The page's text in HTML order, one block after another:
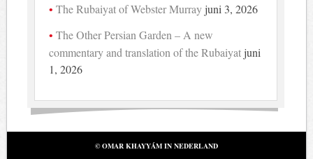
The Rubaiyat of Webster Murray juni 3, 2026
The Other Persian Garden – A new
commentary and translation of the Rubaiyat juni
1, 2026
© OMAR KHAYYÁM IN NEDERLAND